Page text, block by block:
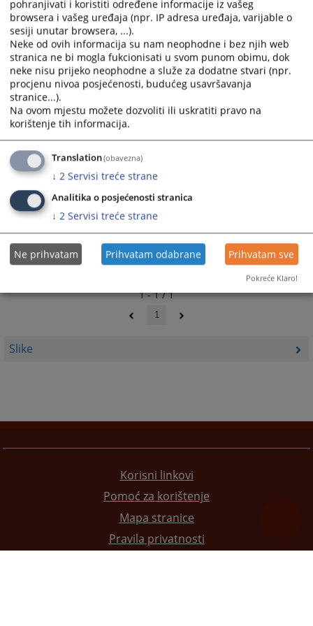
Slike
select
a
date.
Press
the
question
mark
key
get
the
keyboard
shortcuts
for
dates.
select
date.
Press
the
question
mark
keyboard
shortcuts
for
dates.
1 - 1 / 1
1
Korisni linkovi
Pomoć za korištenje
Mapa stranice
Pravila privatnosti
pohranjivati i koristiti određene informacije iz vašeg
browsera i vašeg uređaja (npr. IP adresa uređaja, varijable o
sesiji unutar browsera, ...).
Neke od ovih informacija su nam neophodne i bez njih web
stranica ne bi mogla fukcionisati u svom punom obimu, dok
neke nisu prijeko neophodne a služe za dodatne stvari (npr.
procjenu nivoa posjećenosti, budućeg usavršavanja
stranice...).
Na ovom mjestu možete dozvoliti ili uskratiti pravo na
korištenje tih informacija.
Translation(obavezna)
↓ 2 Servisi treće strane
Analitika o posjećenosti stranica
↓ 2 Servisi treće strane
Ne prihvatam Prihvatam odabrane Prihvatam sve
Pokreće Klaro!